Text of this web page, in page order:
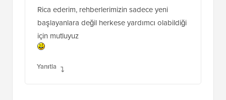
Rica ederim, rehberlerimizin sadece yeni
başlayanlara değil herkese yardımcı olabildiği
için mutluyuz
Yanıtla